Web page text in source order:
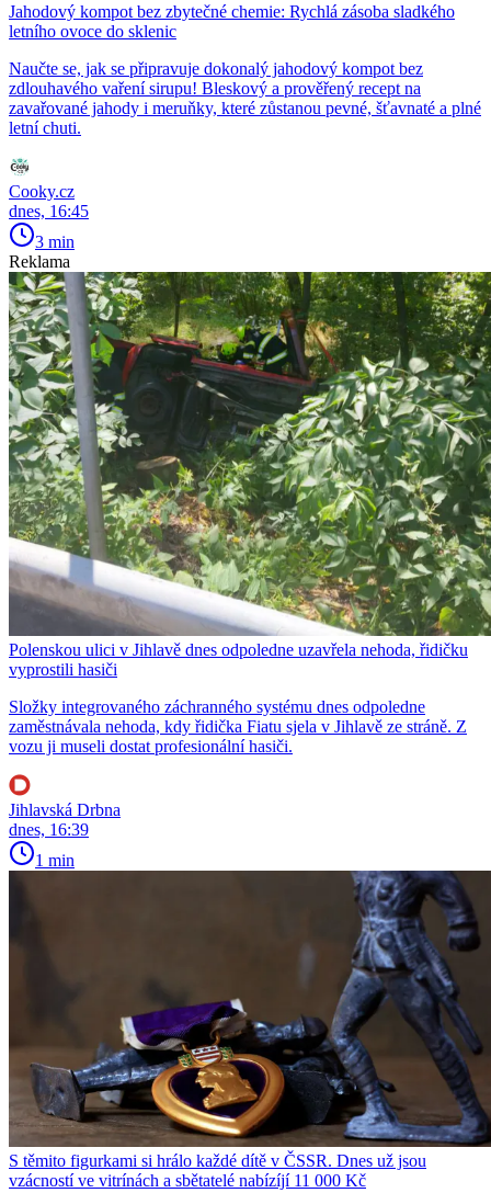
Jahodový kompot bez zbytečné chemie: Rychlá zásoba sladkého
letního ovoce do sklenic
Naučte se, jak se připravuje dokonalý jahodový kompot bez
zdlouhavého vaření sirupu! Bleskový a prověřený recept na
zavařované jahody i meruňky, které zůstanou pevné, šťavnaté a plné
letní chuti.
Cooky.cz
dnes, 16:45
3 min
Reklama
Polenskou ulici v Jihlavě dnes odpoledne uzavřela nehoda, řidičku
vyprostili hasiči
Složky integrovaného záchranného systému dnes odpoledne
zaměstnávala nehoda, kdy řidička Fiatu sjela v Jihlavě ze stráně. Z
vozu ji museli dostat profesionální hasiči.
Jihlavská Drbna
dnes, 16:39
1 min
S těmito figurkami si hrálo každé dítě v ČSSR. Dnes už jsou
vzácností ve vitrínách a sbětatelé nabízíjí 11 000 Kč